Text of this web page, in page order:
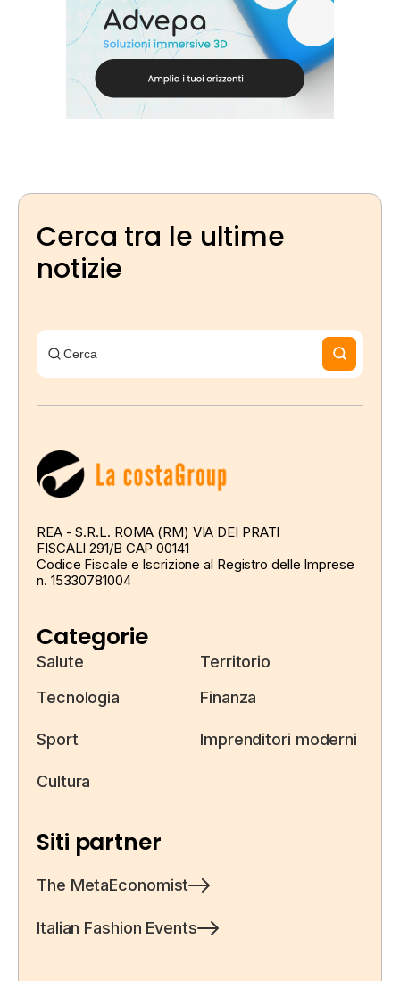
Cerca tra le ultime
notizie
REA - S.R.L. ROMA (RM) VIA DEI PRATI
FISCALI 291/B CAP 00141
Codice Fiscale e Iscrizione al Registro delle Imprese
n. 15330781004
Categorie
Salute
Tecnologia
Sport
Cultura
Territorio
Finanza
Imprenditori moderni
Siti partner
The MetaEconomist
Italian Fashion Events